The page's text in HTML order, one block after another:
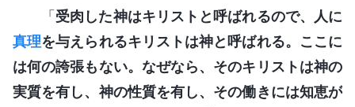
「受肉した神はキリストと呼ばれるので、人に
真理を与えられるキリストは神と呼ばれる。ここに
は何の誇張もない。なぜなら、そのキリストは神の
実質を有し、神の性質を有し、その働きには知恵が